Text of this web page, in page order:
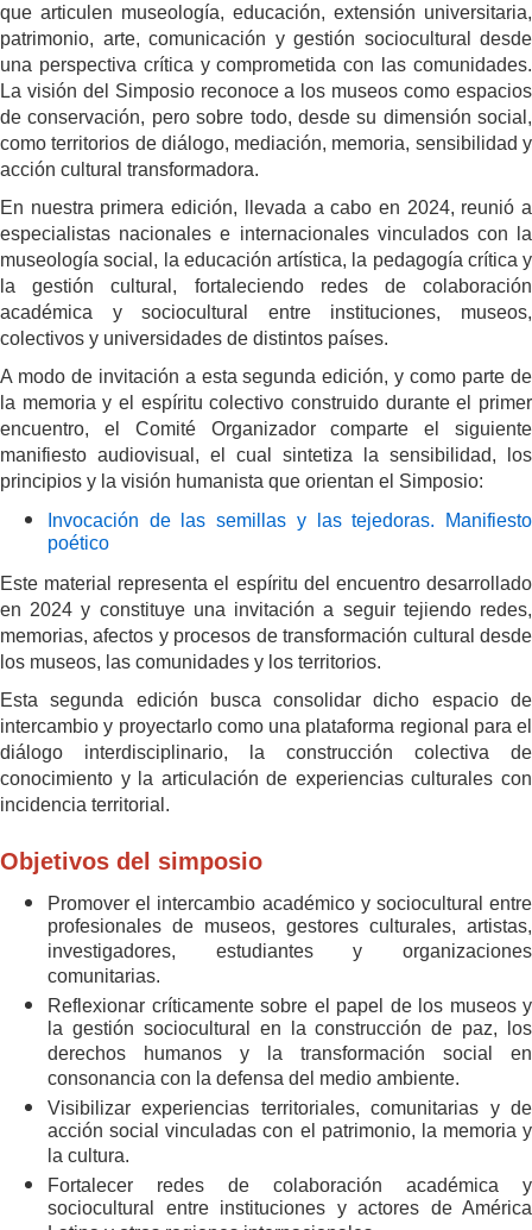
que articulen museología, educación, extensión universitaria,
patrimonio, arte, comunicación y gestión sociocultural desde
una perspectiva crítica y comprometida con las comunidades.
La visión del Simposio reconoce a los museos como espacios
de conservación, pero sobre todo, desde su dimensión social,
como territorios de diálogo, mediación, memoria, sensibilidad y
acción cultural transformadora.
En nuestra primera edición, llevada a cabo en 2024, reunió a
especialistas nacionales e internacionales vinculados con la
museología social, la educación artística, la pedagogía crítica y
la gestión cultural, fortaleciendo redes de colaboración
académica y sociocultural entre instituciones, museos,
colectivos y universidades de distintos países.
A modo de invitación a esta segunda edición, y como parte de
la memoria y el espíritu colectivo construido durante el primer
encuentro, el Comité Organizador comparte el siguiente
manifiesto audiovisual, el cual sintetiza la sensibilidad, los
principios y la visión humanista que orientan el Simposio:
Invocación de las semillas y las tejedoras. Manifiesto
poético
Este material representa el espíritu del encuentro desarrollado
en 2024 y constituye una invitación a seguir tejiendo redes,
memorias, afectos y procesos de transformación cultural desde
los museos, las comunidades y los territorios.
Esta segunda edición busca consolidar dicho espacio de
intercambio y proyectarlo como una plataforma regional para el
diálogo interdisciplinario, la construcción colectiva de
conocimiento y la articulación de experiencias culturales con
incidencia territorial.
Objetivos del simposio
Promover el intercambio académico y sociocultural entre
profesionales de museos, gestores culturales, artistas,
investigadores, estudiantes y organizaciones
comunitarias.
Reflexionar críticamente sobre el papel de los museos y
la gestión sociocultural en la construcción de paz, los
derechos humanos y la transformación social en
consonancia con la defensa del medio ambiente.
Visibilizar experiencias territoriales, comunitarias y de
acción social vinculadas con el patrimonio, la memoria y
la cultura.
Fortalecer redes de colaboración académica y
sociocultural entre instituciones y actores de América